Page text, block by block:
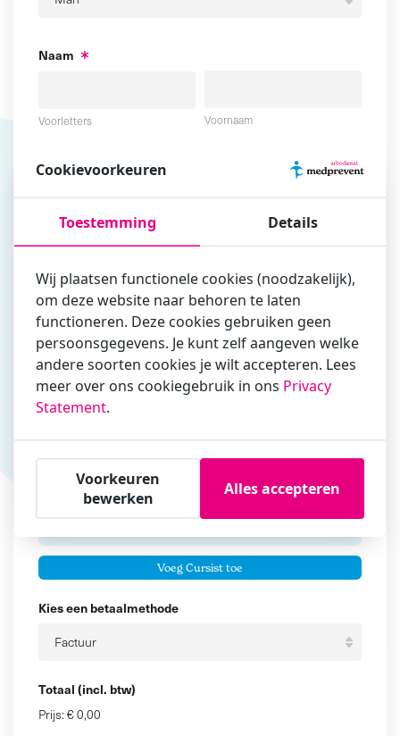
Naam
Voorletters Voornaam
Tussenvoegsel Achternaam
E-mailadres
Vul hier bij voorkeur het e-mailadres in waarmee je
zakelijk/administratief correspondeert
Is de contactpersoon ook een cursist?
Ja
Nee
Cursisten
Voeg cursisten toe
Voornaam
Tussenvoegsel
Voeg Cursist toe
Kies een betaalmethode
Totaal (incl. btw)
Prijs: € 0,00
Cookievoorkeuren
Toestemming Details
Wij plaatsen functionele cookies (noodzakelijk),
om deze website naar behoren te laten
functioneren. Deze cookies gebruiken geen
persoonsgegevens. Je kunt zelf aangeven welke
andere soorten cookies je wilt accepteren. Lees
meer over ons cookiegebruik in ons Privacy
Statement.
Voorkeuren
bewerken
Alles accepteren